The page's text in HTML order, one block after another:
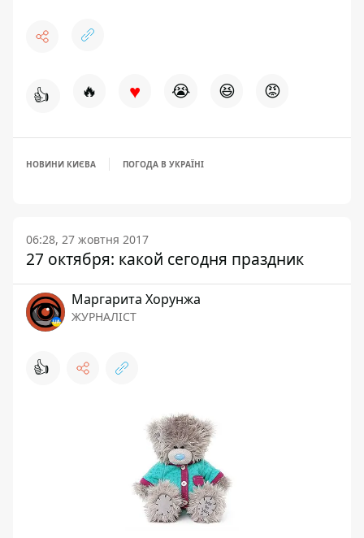
👍 🔥 ♥ 😭 😆 😡
НОВИНИ КИЄВА ПОГОДА В УКРАЇНІ
06:28, 27 жовтня 2017
27 октября: какой сегодня праздник
Маргарита Хорунжа
ЖУРНАЛІСТ
👍